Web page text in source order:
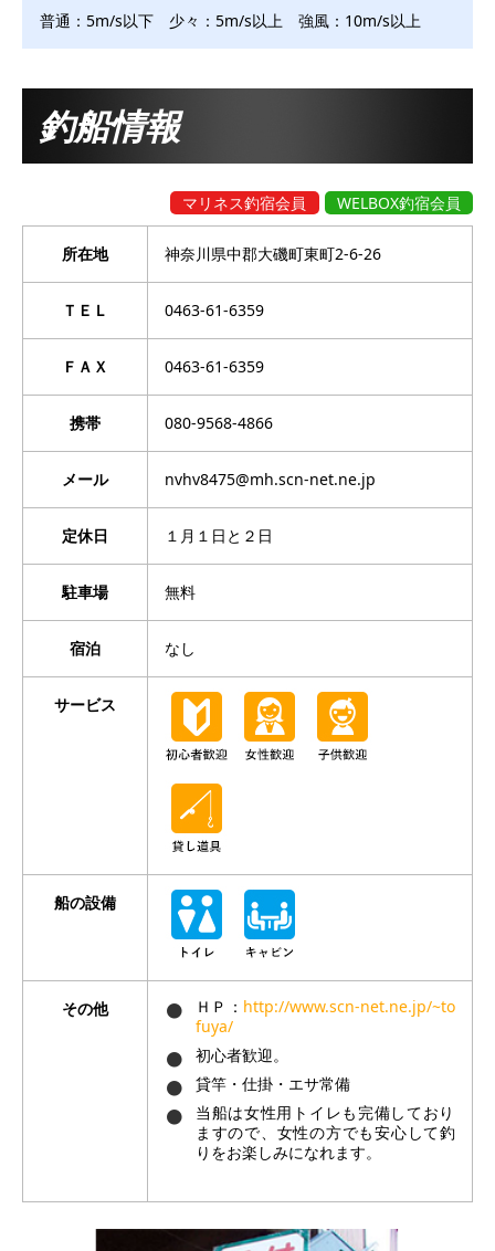
普通：5m/s以下 少々：5m/s以上 強風：10m/s以上
釣船情報
マリネス釣宿会員 WELBOX釣宿会員
所在地 神奈川県中郡大磯町東町2-6-26
ＴＥＬ 0463-61-6359
ＦＡＸ 0463-61-6359
携帯 080-9568-4866
メール nvhv8475@mh.scn-net.ne.jp
定休日 １月１日と２日
駐車場 無料
宿泊 なし
サービス
船の設備
その他 ＨＰ： http://www.scn-net.ne.jp/~to
fuya/
初心者歓迎。
貸竿・仕掛・エサ常備
当船は女性用トイレも完備しており
ますので、女性の方でも安心して釣
りをお楽しみになれます。